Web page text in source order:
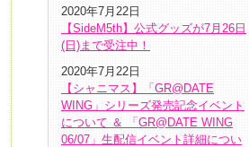
2020年7月22日
【SideM5th】公式グッズが7月26日
(日)まで受注中！
2020年7月22日
【シャニマス】「GR@DATE
WING」シリーズ発売記念イベント
について ＆ 「GR@DATE WING
06/07」生配信イベント詳細につい